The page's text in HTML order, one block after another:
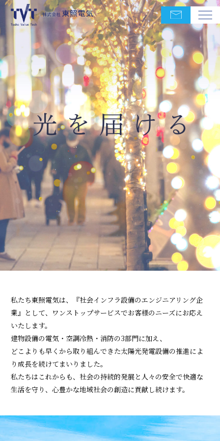
私たち東照電気は、『社会インフラ設備のエンジニアリング企
業』として、 ワンストップサービスでお客様のニーズにお応え
いたします。
建物設備の電気・空調冷熱・消防の3部門に加え、
どこよりも早くから取り組んできた太陽光発電設備の推進によ
り成長を続けてまいりました。
私たちはこれからも、社会の持続的発展と人々の安全で快適な
生活を守り、心豊かな地域社会の創造に貢献し続けます。